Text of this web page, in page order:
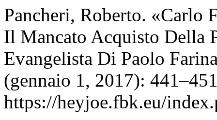
Pancheri, Roberto. «Carlo
Il Mancato Acquisto Della
Evangelista Di Paolo
(gennaio 1, 2017):
https://heyjoe.fbk.eu/